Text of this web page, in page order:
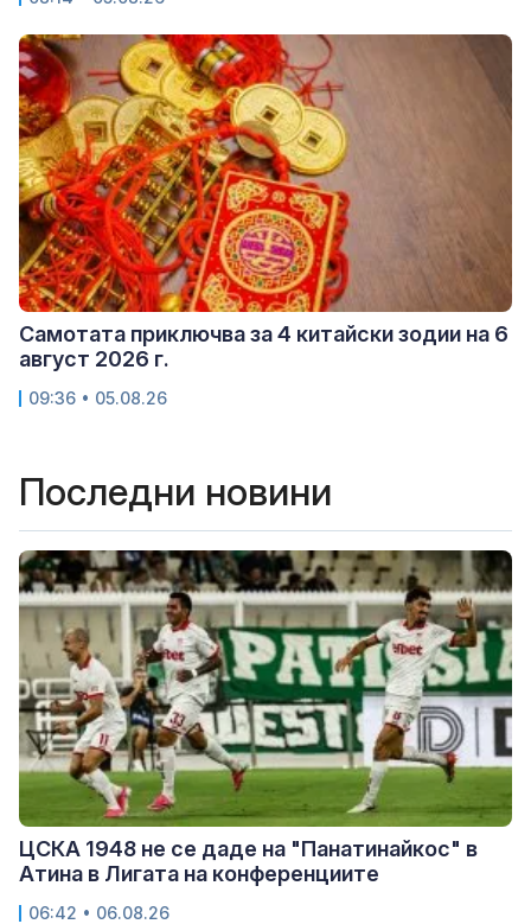
Самотата приключва за 4 китайски зодии на 6
август 2026 г.
09:36 • 05.08.26
Последни новини
ЦСКА 1948 не се даде на "Панатинайкос" в
Атина в Лигата на конференциите
06:42 • 06.08.26